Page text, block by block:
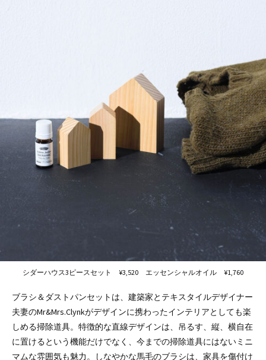
シダーハウス3ピースセット ¥3,520 エッセンシャルオイル ¥1,760
ブラシ＆ダストパンセットは、建築家とテキスタイルデザイナー
夫妻のMr&Mrs.Clynkがデザインに携わったインテリアとしても楽
しめる掃除道具。特徴的な直線デザインは、吊るす、縦、横自在
に置けるという機能だけでなく、今までの掃除道具にはないミニ
マムな雰囲気も魅力。しなやかな馬毛のブラシは、家具を傷付け